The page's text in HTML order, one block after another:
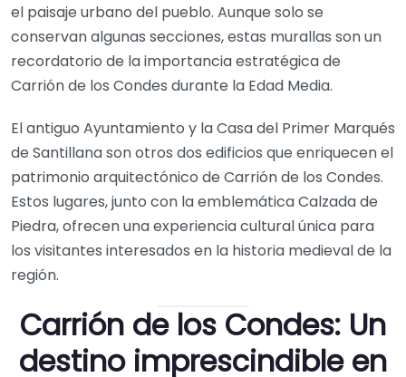
el paisaje urbano del pueblo. Aunque solo se
conservan algunas secciones, estas murallas son un
recordatorio de la importancia estratégica de
Carrión de los Condes durante la Edad Media.
El antiguo Ayuntamiento y la Casa del Primer Marqués
de Santillana son otros dos edificios que enriquecen el
patrimonio arquitectónico de Carrión de los Condes.
Estos lugares, junto con la emblemática Calzada de
Piedra, ofrecen una experiencia cultural única para
los visitantes interesados en la historia medieval de la
región.
Carrión de los Condes: Un
destino imprescindible en